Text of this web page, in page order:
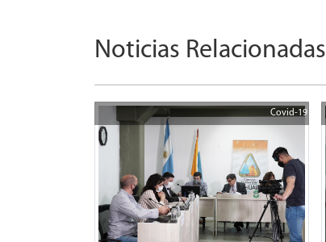
Noticias Relacionadas
Covid-19